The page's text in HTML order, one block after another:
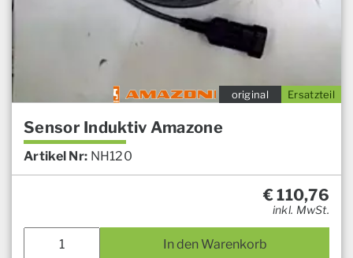
Ersatzteil
original
Sensor Induktiv Amazone
Artikel Nr: NH120
€110,76
inkl. MwSt.
In den Warenkorb